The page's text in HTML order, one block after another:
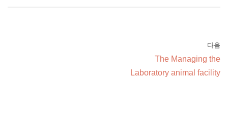
다음
The Managing the
Laboratory animal facility